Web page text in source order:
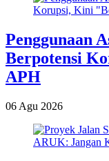
Penggunaan
Berpotensi
APH
06 Agu 2026